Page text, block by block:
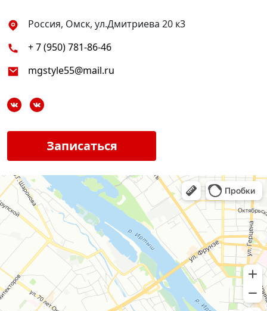
Россия, Омск, ул.Дмитриева 20 к3
+ 7 (950) 781-86-46
mgstyle55@mail.ru
Записаться